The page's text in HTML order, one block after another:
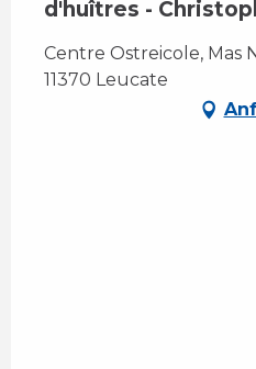
d'huîtres -
Centre Ostreicole, Mas
11370 Leucate